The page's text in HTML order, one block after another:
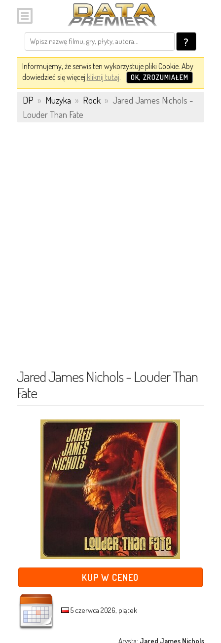
?
Informujemy, że serwis ten wykorzystuje pliki Cookie. Aby
dowiedzieć się więcej kliknij tutaj. OK, ZROZUMIAŁEM
DP » Muzyka » Rock » Jared James Nichols -
Louder Than Fate
Jared James Nichols - Louder Than
Fate
KUP W CENEO
5 czerwca 2026, piątek
Arysta: Jared James Nichols